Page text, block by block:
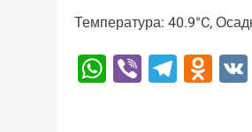
Температура: 40.9°C,
WhatsApp
Viber